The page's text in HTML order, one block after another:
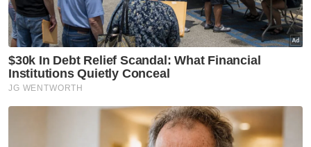
akademik dan bersaing ke peringkat yang
lebih tinggi.
Dalam masa sama, bapa kepada pasangan
kembar tersebut, Ahmad Uda, 62, turut
anaknya dan berharap agar kejayaan mereka
boleh menjadi pembakar semangat kepada